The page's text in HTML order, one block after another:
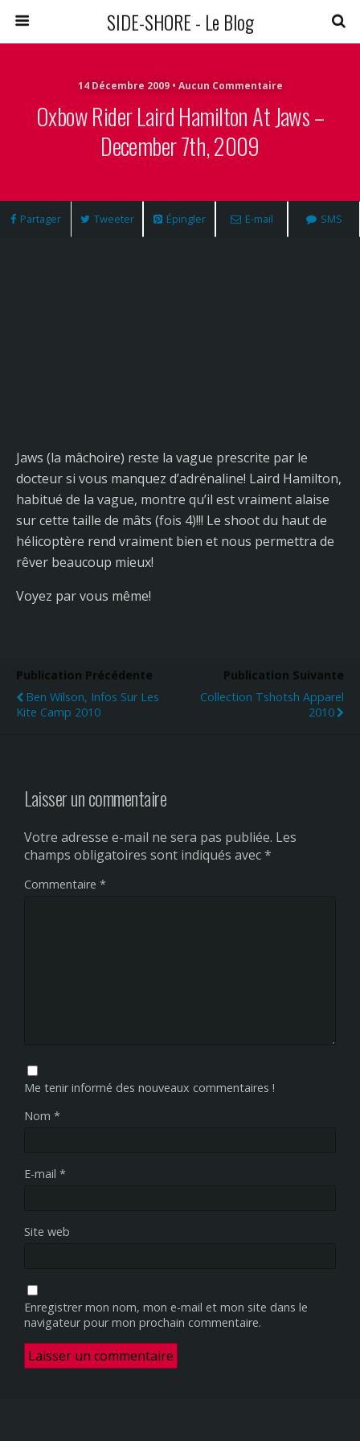
SIDE-SHORE - Le Blog
14 Décembre 2009 • Aucun Commentaire
Oxbow Rider Laird Hamilton At Jaws –
December 7th, 2009
Partager Tweeter Épingler E-mail SMS
Jaws (la mâchoire) reste la vague prescrite par le
docteur si vous manquez d’adrénaline! Laird Hamilton,
habitué de la vague, montre qu’il est vraiment alaise
sur cette taille de mâts (fois 4)!!! Le shoot du haut de
hélicoptère rend vraiment bien et nous permettra de
rêver beaucoup mieux!
Voyez par vous même!
Publication Précédente
Ben Wilson, Infos Sur Les
Kite Camp 2010
Publication Suivante
Collection Tshotsh Apparel
2010
Laisser un commentaire
Votre adresse e-mail ne sera pas publiée. Les
champs obligatoires sont indiqués avec*
Commentaire *
Me tenir informé des nouveaux commentaires !
Nom *
E-mail *
Site web
Enregistrer mon nom, mon e-mail et mon site dans le
navigateur pour mon prochain commentaire.